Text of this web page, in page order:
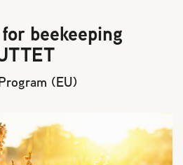
beekeeping
(EU)